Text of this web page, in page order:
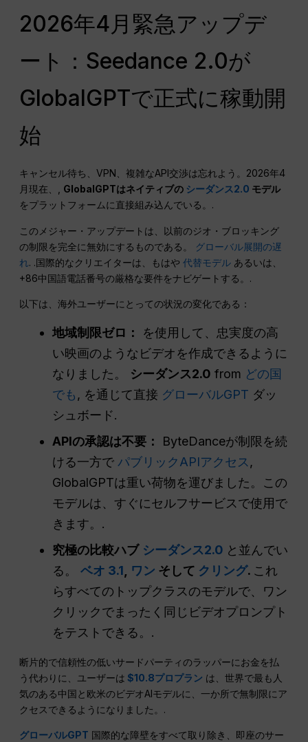
2026年4月緊急アップデ
ート：Seedance 2.0が
GlobalGPTで正式に稼動開
始
キャンセル待ち、VPN、複雑なAPI交渉は忘れよう。2026年4
月現在、, GlobalGPTはネイティブの シーダンス2.0 モデル
をプラットフォームに直接組み込んでいる。.
このメジャー・アップデートは、以前のジオ・ブロッキング
の制限を完全に無効にするものである。 グローバル展開の遅
れ. .国際的なクリエイターは、もはや代替モデル あるいは、
+86中国語電話番号の厳格な要件をナビゲートする。.
以下は、海外ユーザーにとっての状況の変化である：
地域制限ゼロ：
を使用して、忠実度の高
い映画のようなビデオを作成できるように
なりました。 シーダンス2.0 from どの国
でも , を通じて直接 グローバルGPT ダッ
シュボード.
APIの承認は不要：
ByteDanceが制限を続
ける一方でパブリックAPIアクセス ,
GlobalGPTは重い荷物を運びました。この
モデルは、すぐにセルフサービスで使用で
きます。.
究極の比較ハブ シーダンス2.0 と並んでい
る。ベオ 3.1 ワン そして クリング. これ
らすべてのトップクラスのモデルで、ワン
クリックでまったく同じビデオプロンプト
をテストできる。.
断片的で信頼性の低いサードパーティのラッパーにお金を払
う代わりに、ユーザーは $10.8プロプラン は、世界で最も人
気のある中国と欧米のビデオAIモデルに、一か所で無制限にア
クセスできるようになりました。.
グローバルGPT 国際的な障壁をすべて取り除き、即座のサー